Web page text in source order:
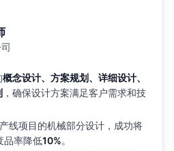
概念设计、方案规划、详细设计、
，确保设计方案满足客户需求和技
线项目的机械部分设计，成功将
品率降低10%。